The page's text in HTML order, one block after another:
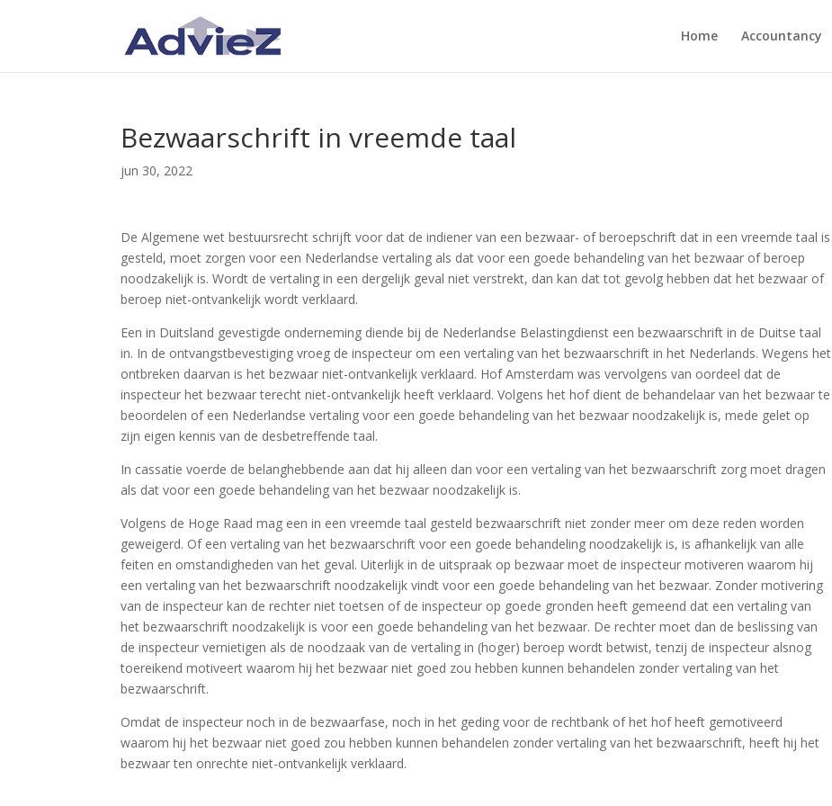
Home Accountancy
Bezwaarschrift in vreemde taal
jun 30, 2022
De Algemene wet bestuursrecht schrijft voor dat de indiener van een bezwaar- of beroepschrift dat in een vreemde taal is
gesteld, moet zorgen voor een Nederlandse vertaling als dat voor een goede behandeling van het bezwaar of beroep
noodzakelijk is. Wordt de vertaling in een dergelijk geval niet verstrekt, dan kan dat tot gevolg hebben dat het bezwaar of
beroep niet-ontvankelijk wordt verklaard.
Een in Duitsland gevestigde onderneming diende bij de Nederlandse Belastingdienst een bezwaarschrift in de Duitse taal
in. In de ontvangstbevestiging vroeg de inspecteur om een vertaling van het bezwaarschrift in het Nederlands. Wegens het
ontbreken daarvan is het bezwaar niet-ontvankelijk verklaard. Hof Amsterdam was vervolgens van oordeel dat de
inspecteur het bezwaar terecht niet-ontvankelijk heeft verklaard. Volgens het hof dient de behandelaar van het bezwaar te
beoordelen of een Nederlandse vertaling voor een goede behandeling van het bezwaar noodzakelijk is, mede gelet op
zijn eigen kennis van de desbetreffende taal.
In cassatie voerde de belanghebbende aan dat hij alleen dan voor een vertaling van het bezwaarschrift zorg moet dragen
als dat voor een goede behandeling van het bezwaar noodzakelijk is.
Volgens de Hoge Raad mag een in een vreemde taal gesteld bezwaarschrift niet zonder meer om deze reden worden
geweigerd. Of een vertaling van het bezwaarschrift voor een goede behandeling noodzakelijk is, is afhankelijk van alle
feiten en omstandigheden van het geval. Uiterlijk in de uitspraak op bezwaar moet de inspecteur motiveren waarom hij
een vertaling van het bezwaarschrift noodzakelijk vindt voor een goede behandeling van het bezwaar. Zonder motivering
van de inspecteur kan de rechter niet toetsen of de inspecteur op goede gronden heeft gemeend dat een vertaling van
het bezwaarschrift noodzakelijk is voor een goede behandeling van het bezwaar. De rechter moet dan de beslissing van
de inspecteur vernietigen als de noodzaak van de vertaling in (hoger) beroep wordt betwist, tenzij de inspecteur alsnog
toereikend motiveert waarom hij het bezwaar niet goed zou hebben kunnen behandelen zonder vertaling van het
bezwaarschrift.
Omdat de inspecteur noch in de bezwaarfase, noch in het geding voor de rechtbank of het hof heeft gemotiveerd
waarom hij het bezwaar niet goed zou hebben kunnen behandelen zonder vertaling van het bezwaarschrift, heeft hij het
bezwaar ten onrechte niet-ontvankelijk verklaard.